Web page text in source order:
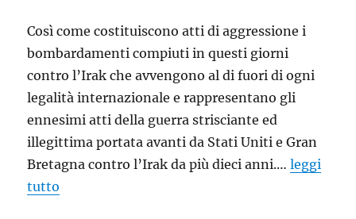
Così come costituiscono atti di aggressione i
bombardamenti compiuti in questi giorni
contro l’Irak che avvengono al di fuori di ogni
legalità internazionale e rappresentano gli
ennesimi atti della guerra strisciante ed
illegittima portata avanti da Stati Uniti e Gran
Bretagna contro l’Irak da più dieci anni.…leggi
tutto